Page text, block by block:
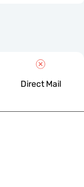
Direct Mail